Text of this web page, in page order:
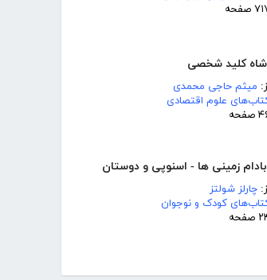
صفحه
شاه کلید شخصی
میثم حاجی محمدی
علوم اقتصادی
زمینی ها - اسنوپی و دوستان
چارلز شولتز
کودک و نوجوان